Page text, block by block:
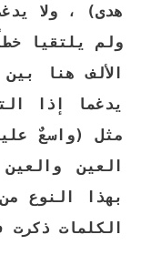
هدى) ، ولا
ولم يلتقيا
الألف هنا
يدغما إذا
مثل (واسعٌ
العين
بهذا النوع
الكلمات ذكرت